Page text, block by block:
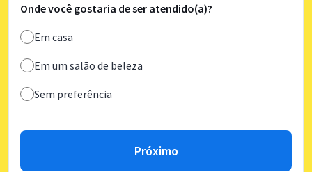
Onde você gostaria de ser atendido(a)?
Em casa
Em um salão de beleza
Sem preferência
Próximo